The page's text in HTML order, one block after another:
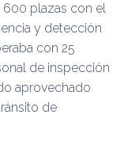
600 plazas con el
y detección
con 25
de inspección
aprovechado
de